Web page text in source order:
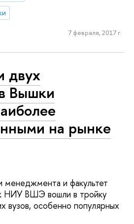
7 февраля, 2017 г.
двух
Вышки
на рынке
менеджмента и факультет
НИУ ВШЭ вошли в тройку
вузов, особенно популярных